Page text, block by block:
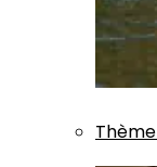
Thème